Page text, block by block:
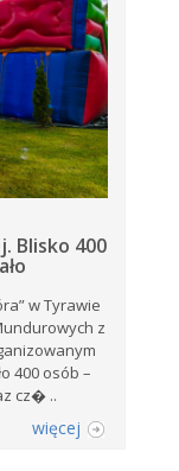
Blisko 400
w Tyrawie
z
400 osób –
cz� ..
więcej